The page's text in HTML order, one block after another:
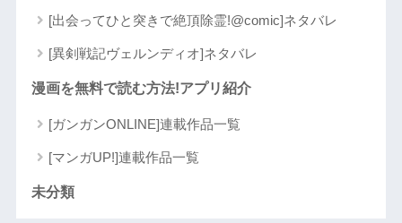
[出会ってひと突きで絶頂除霊!@comic]ネタバレ
[異剣戦記ヴェルンディオ]ネタバレ
漫画を無料で読む方法!アプリ紹介
[ガンガンONLINE]連載作品一覧
[マンガUP!]連載作品一覧
未分類